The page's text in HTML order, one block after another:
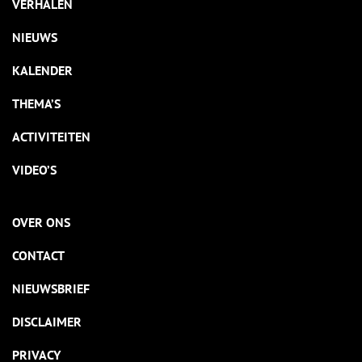
VERHALEN
NIEUWS
KALENDER
THEMA’S
ACTIVITEITEN
VIDEO’S
OVER ONS
CONTACT
NIEUWSBRIEF
DISCLAIMER
PRIVACY